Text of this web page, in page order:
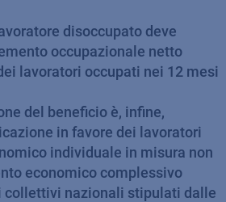
disoccupato deve
occupazionale netto
lavoratori occupati nei 12 mesi
del beneficio è, infine,
in favore dei lavoratori
individuale in misura non
economico complessivo
collettivi nazionali stipulati dalle